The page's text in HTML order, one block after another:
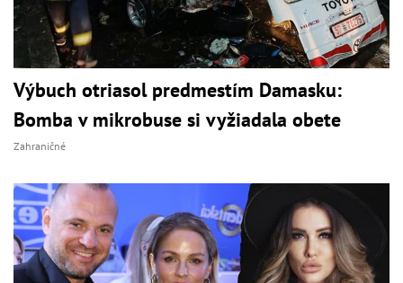
Výbuch otriasol predmestím Damasku:
Bomba v mikrobuse si vyžiadala obete
Zahraničné